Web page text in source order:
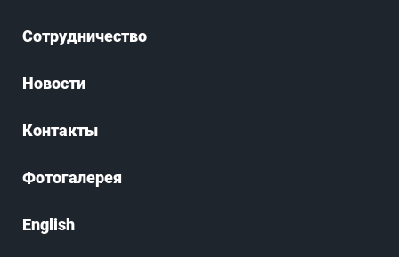
Сотрудничество
Новости
Контакты
Фотогалерея
English